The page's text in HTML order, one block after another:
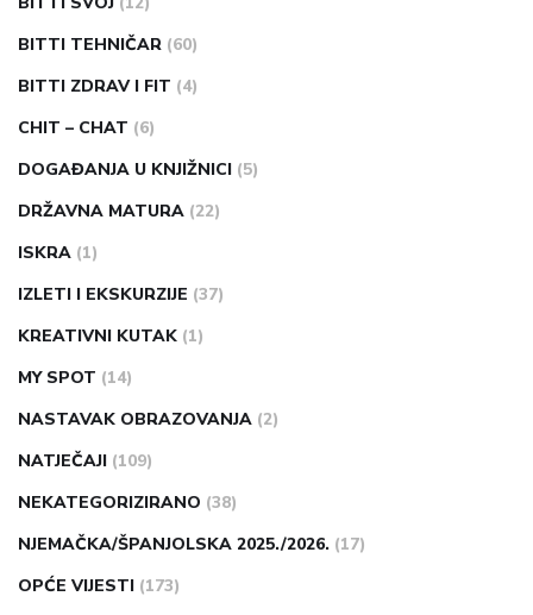
BITTI TEHNIČAR (60)
BITTI ZDRAV I FIT (4)
CHIT – CHAT (6)
DOGAĐANJA U KNJIŽNICI (5)
DRŽAVNA MATURA (22)
ISKRA (1)
IZLETI I EKSKURZIJE (37)
KREATIVNI KUTAK (1)
MY SPOT (14)
NASTAVAK OBRAZOVANJA (2)
NATJEČAJI (109)
NEKATEGORIZIRANO (38)
NJEMAČKA/ŠPANJOLSKA 2025./2026. (17)
OPĆE VIJESTI (173)